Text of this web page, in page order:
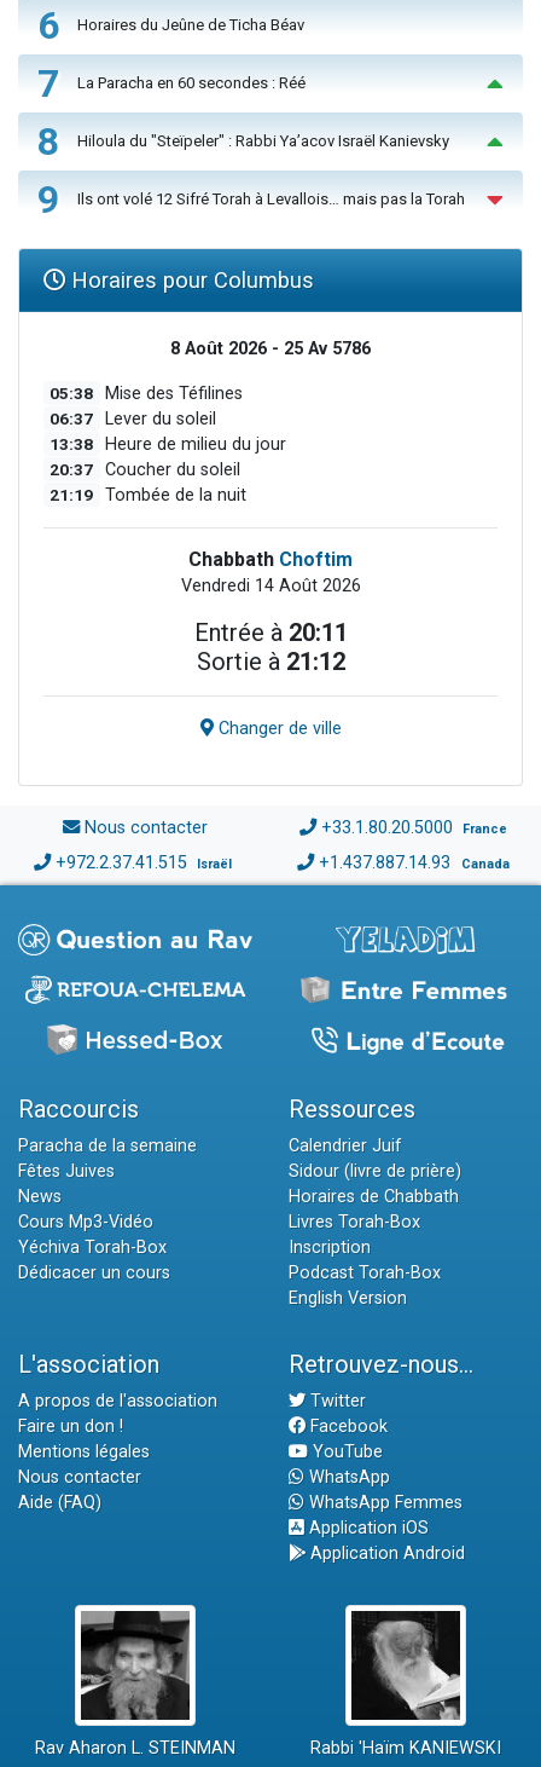
6 Horaires du Jeûne de Ticha Béav
7 La Paracha en 60 secondes : Réé
8 Hiloula du "Steïpeler" : Rabbi Ya’acov Israël Kanievsky
9 Ils ont volé 12 Sifré Torah à Levallois… mais pas la Torah
Horaires pour Columbus
8 Août 2026 - 25 Av 5786
05:38 Mise des Téfilines
06:37 Lever du soleil
13:38 Heure de milieu du jour
20:37 Coucher du soleil
21:19 Tombée de la nuit
Chabbath Choftim
Vendredi 14 Août 2026
Entrée à 20:11
Sortie à 21:12
Changer de ville
Nous contacter +33.1.80.20.5000 France
+972.2.37.41.515 Israël +1.437.887.14.93 Canada
Raccourcis
Paracha de la semaine
Fêtes Juives
News
Cours Mp3-Vidéo
Yéchiva Torah-Box
Dédicacer un cours
Ressources
Calendrier Juif
Sidour (livre de prière)
Horaires de Chabbath
Livres Torah-Box
Inscription
Podcast Torah-Box
English Version
L'association
A propos de l'association
Faire un don !
Mentions légales
Nous contacter
Aide (FAQ)
Retrouvez-nous...
Twitter
Facebook
YouTube
WhatsApp
WhatsApp Femmes
Application iOS
Application Android
Rav Aharon L. STEINMAN Rabbi 'Haïm KANIEWSKI